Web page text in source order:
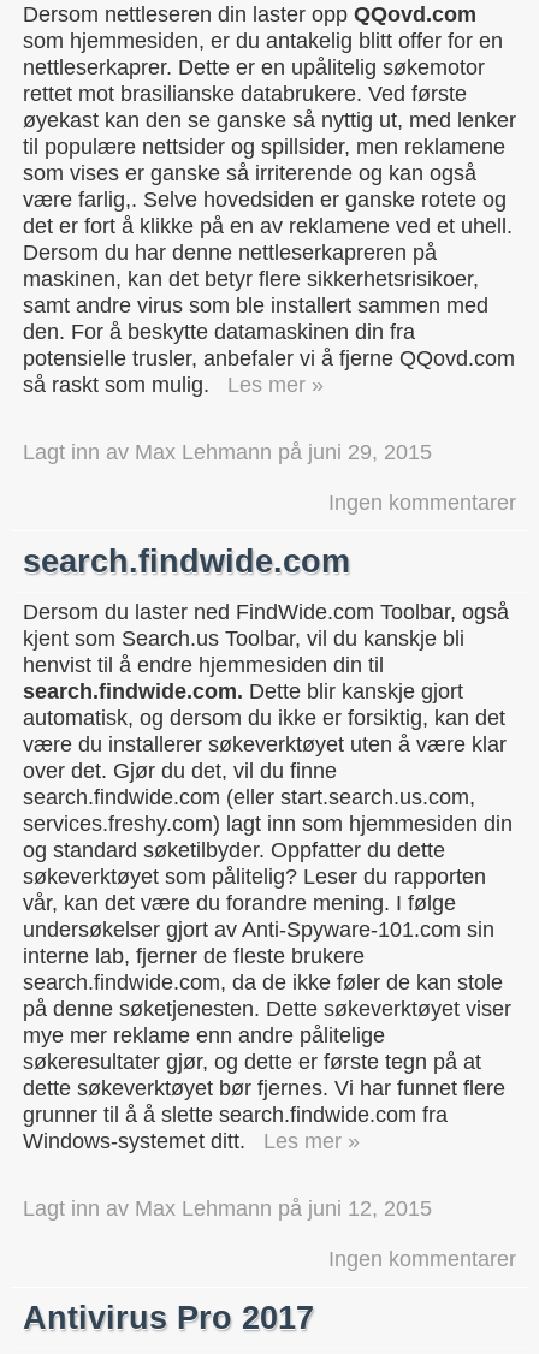
Dersom nettleseren din laster opp QQovd.com
som hjemmesiden, er du antakelig blitt offer for en
nettleserkaprer. Dette er en upålitelig søkemotor
rettet mot brasilianske databrukere. Ved første
øyekast kan den se ganske så nyttig ut, med lenker
til populære nettsider og spillsider, men reklamene
som vises er ganske så irriterende og kan også
være farlig,. Selve hovedsiden er ganske rotete og
det er fort å klikke på en av reklamene ved et uhell.
Dersom du har denne nettleserkapreren på
maskinen, kan det betyr flere sikkerhetsrisikoer,
samt andre virus som ble installert sammen med
den. For å beskytte datamaskinen din fra
potensielle trusler, anbefaler vi å fjerne QQovd.com
så raskt som mulig.
Les mer »
Lagt inn av Max Lehmann på juni 29, 2015
Ingen kommentarer
search.findwide.com
Dersom du laster ned FindWide.com Toolbar, også
kjent som Search.us Toolbar, vil du kanskje bli
henvist til å endre hjemmesiden din til
search.findwide.com. Dette blir kanskje gjort
automatisk, og dersom du ikke er forsiktig, kan det
være du installerer søkeverktøyet uten å være klar
over det. Gjør du det, vil du finne
search.findwide.com (eller start.search.us.com,
services.freshy.com) lagt inn som hjemmesiden din
og standard søketilbyder. Oppfatter du dette
søkeverktøyet som pålitelig? Leser du rapporten
vår, kan det være du forandre mening. I følge
undersøkelser gjort av Anti-Spyware-101.com sin
interne lab, fjerner de fleste brukere
search.findwide.com, da de ikke føler de kan stole
på denne søketjenesten. Dette søkeverktøyet viser
mye mer reklame enn andre pålitelige
søkeresultater gjør, og dette er første tegn på at
dette søkeverktøyet bør fjernes. Vi har funnet flere
grunner til å å slette search.findwide.com fra
Windows-systemet ditt.
Les mer »
Lagt inn av Max Lehmann på juni 12, 2015
Ingen kommentarer
Antivirus Pro 2017